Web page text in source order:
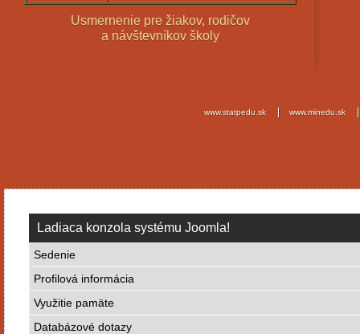
Usmernenie pre žiakov, rodičov
a návštevníkov školy
www.statpedu.sk www.minedu.sk
Ladiaca konzola systému Joomla!
Sedenie
Profilová informácia
Využitie pamäte
Databázové dotazy